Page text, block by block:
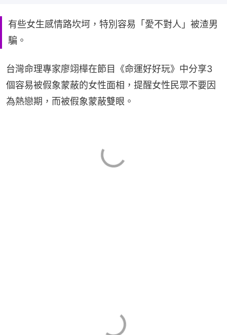
有些女生感情路坎坷，特別容易「愛不對人」被渣男
騙。
台灣命理專家廖翊樺在節目《命運好好玩》中分享3
個容易被假象蒙蔽的女性面相，提醒女性民眾不要因
為熱戀期，而被假象蒙蔽雙眼。